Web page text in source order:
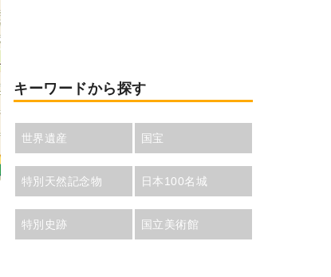
キーワードから探す
世界遺産 国宝
特別天然記念物 日本100名城
特別史跡 国立美術館